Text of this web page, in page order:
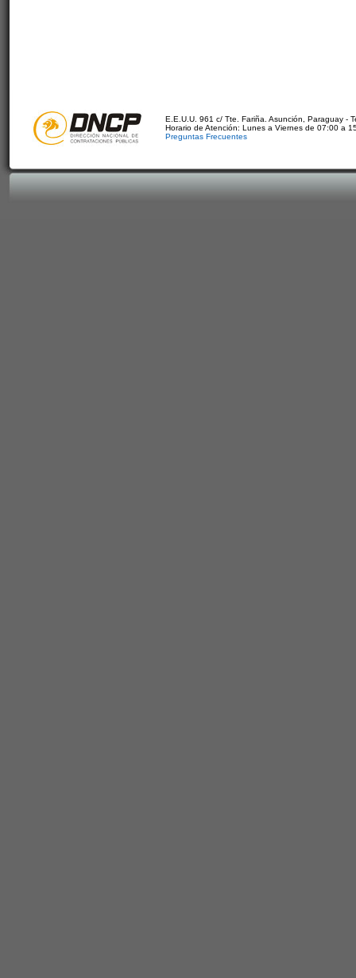
E.E.U.U. 961 c/ Tte. Fariña. Asunción, Paraguay -
Horario de Atención: Lunes a Viernes de 07:00 a
Preguntas Frecuentes